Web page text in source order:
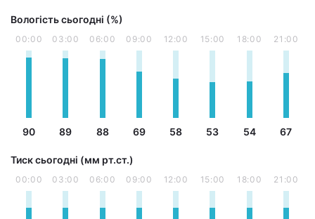
Вологість сьогодні (%)
00:00
90
03:00
89
06:00
88
09:00
69
12:00
58
15:00
53
18:00
54
21:00
67
Тиск сьогодні (мм рт.ст.)
00:00 03:00 06:00 09:00 12:00 15:00 18:00 21:00